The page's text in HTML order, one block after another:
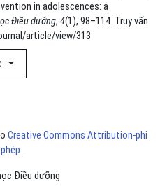
in adolescences: a
Điều dưỡng, 4(1), 98–114. Truy vấn
article/view/313
Creative Commons Attribution-phi
.
Điều dưỡng